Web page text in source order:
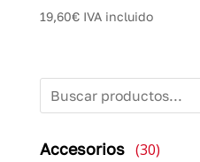
19,60€ IVA incluido
Accesorios 3030